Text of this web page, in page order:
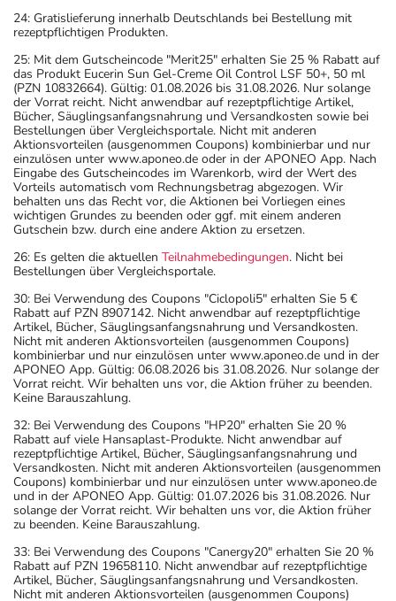
24: Gratislieferung innerhalb Deutschlands bei Bestellung mit
rezeptpflichtigen Produkten.
25: Mit dem Gutscheincode "Merit25" erhalten Sie 25 % Rabatt auf
das Produkt Eucerin Sun Gel-Creme Oil Control LSF 50+, 50 ml
(PZN 10832664). Gültig: 01.08.2026 bis 31.08.2026. Nur solange
der Vorrat reicht. Nicht anwendbar auf rezeptpflichtige Artikel,
Bücher, Säuglingsanfangsnahrung und Versandkosten sowie bei
Bestellungen über Vergleichsportale. Nicht mit anderen
Aktionsvorteilen (ausgenommen Coupons) kombinierbar und nur
einzulösen unter www.aponeo.de oder in der APONEO App. Nach
Eingabe des Gutscheincodes im Warenkorb, wird der Wert des
Vorteils automatisch vom Rechnungsbetrag abgezogen. Wir
behalten uns das Recht vor, die Aktionen bei Vorliegen eines
wichtigen Grundes zu beenden oder ggf. mit einem anderen
Gutschein bzw. durch eine andere Aktion zu ersetzen.
26: Es gelten die aktuellen Teilnahmebedingungen. Nicht bei
Bestellungen über Vergleichsportale.
30: Bei Verwendung des Coupons "Ciclopoli5" erhalten Sie 5 €
Rabatt auf PZN 8907142. Nicht anwendbar auf rezeptpflichtige
Artikel, Bücher, Säuglingsanfangsnahrung und Versandkosten.
Nicht mit anderen Aktionsvorteilen (ausgenommen Coupons)
kombinierbar und nur einzulösen unter www.aponeo.de und in der
APONEO App. Gültig: 06.08.2026 bis 31.08.2026. Nur solange der
Vorrat reicht. Wir behalten uns vor, die Aktion früher zu beenden.
Keine Barauszahlung.
32: Bei Verwendung des Coupons "HP20" erhalten Sie 20 %
Rabatt auf viele Hansaplast-Produkte. Nicht anwendbar auf
rezeptpflichtige Artikel, Bücher, Säuglingsanfangsnahrung und
Versandkosten. Nicht mit anderen Aktionsvorteilen (ausgenommen
Coupons) kombinierbar und nur einzulösen unter www.aponeo.de
und in der APONEO App. Gültig: 01.07.2026 bis 31.08.2026. Nur
solange der Vorrat reicht. Wir behalten uns vor, die Aktion früher
zu beenden. Keine Barauszahlung.
33: Bei Verwendung des Coupons "Canergy20" erhalten Sie 20 %
Rabatt auf PZN 19658110. Nicht anwendbar auf rezeptpflichtige
Artikel, Bücher, Säuglingsanfangsnahrung und Versandkosten.
Nicht mit anderen Aktionsvorteilen (ausgenommen Coupons)